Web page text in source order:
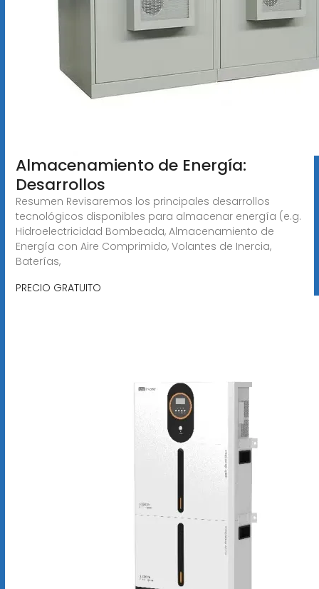
Almacenamiento de Energía:
Desarrollos
Resumen Revisaremos los principales desarrollos
tecnológicos disponibles para almacenar energía (e.g.
Hidroelectricidad Bombeada, Almacenamiento de
Energía con Aire Comprimido, Volantes de Inercia,
Baterías,
PRECIO GRATUITO